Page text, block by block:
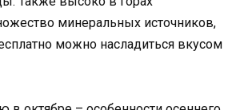
минеральных источников,
можно насладиться вкусом